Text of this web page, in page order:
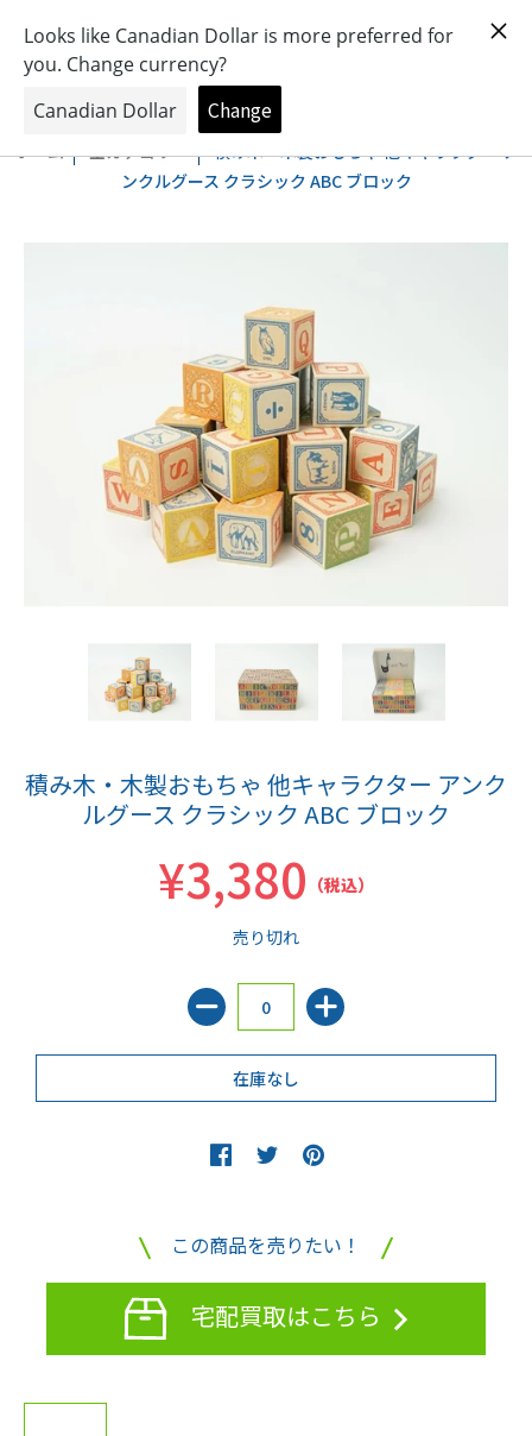
ホーム 全カテゴリー
積み木・木製おもちゃ 他キャラクター ア
ンクルグース クラシック ABC ブロック
積み木・木製おもちゃ 他キャラクター アンク
ルグース クラシック ABC ブロック
¥3,380 （税込）
売り切れ
この商品を売りたい！
宅配買取はこちら